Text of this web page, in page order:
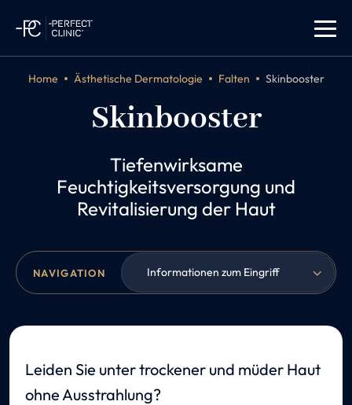
Home Ästhetische Dermatologie Falten Skinbooster
Skinbooster
Tiefenwirksame
Feuchtigkeitsversorgung und
Revitalisierung der Haut
NAVIGATION Informationen zum Eingriff
Leiden Sie unter trockener und müder Haut
ohne Ausstrahlung?